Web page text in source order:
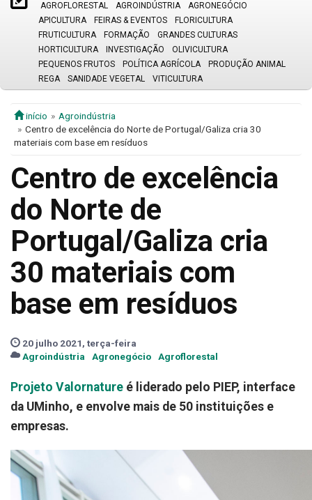
AGROFLORESTAL
AGROINDÚSTRIA
AGRONEGÓCIO
APICULTURA
FEIRAS & EVENTOS
FLORICULTURA
FRUTICULTURA
FORMAÇÃO
GRANDES CULTURAS
HORTICULTURA
INVESTIGAÇÃO
OLIVICULTURA
PEQUENOS FRUTOS
POLÍTICA AGRÍCOLA
PRODUÇÃO ANIMAL
REGA
SANIDADE VEGETAL VITICULTURA
início
Agroindústria
Centro de excelência do Norte de Portugal/Galiza cria 30
materiais com base em resíduos
Centro de excelência
do Norte de
Portugal/Galiza cria
30 materiais com
base em resíduos
20 julho 2021, terça-feira
Agroindústria
Agronegócio Agroflorestal
Projeto Valornature é liderado pelo PIEP, interface
da UMinho, e envolve mais de 50 instituições e
empresas.